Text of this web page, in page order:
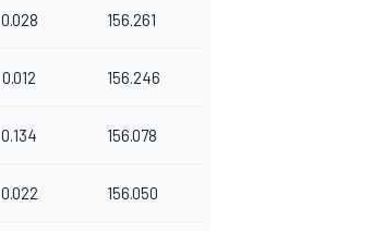
0.028 156.261
0.012 156.246
0.134 156.078
0.022 156.050